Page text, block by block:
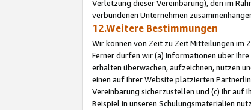
Verletzung dieser Vereinbarung), den im
verbundenen Unternehmen
12.Weitere Bestimmungen
Wir können von Zeit zu Zeit Mitteilungen im
Ferner dürfen wir (a) Informationen über
erhalten überwachen, aufzeichnen, nutzen
einen auf Ihrer Website platzierten
Vereinbarung sicherzustellen und (c) Ihr
Beispiel in unseren Schulungsmaterialien